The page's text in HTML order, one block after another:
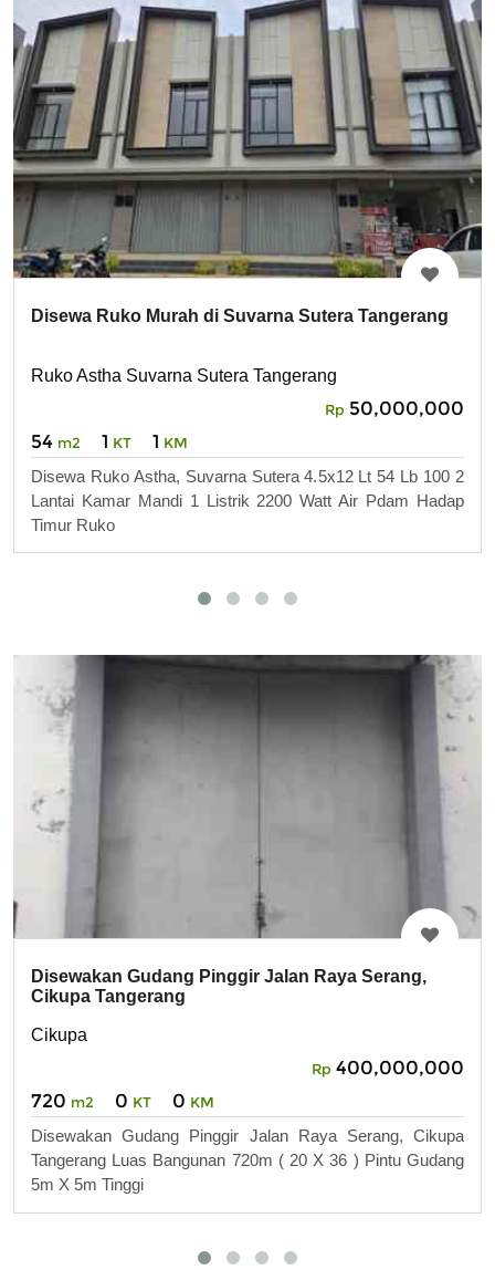
Disewa Ruko Murah di Suvarna Sutera Tangerang
Ruko Astha Suvarna Sutera Tangerang
Rp 50,000,000
54 m2 1 KT 1 KM
Disewa Ruko Astha, Suvarna Sutera 4.5x12 Lt 54 Lb 100 2
Lantai Kamar Mandi 1 Listrik 2200 Watt Air Pdam Hadap
Timur Ruko
Disewakan Gudang Pinggir Jalan Raya Serang,
Cikupa Tangerang
Cikupa
Rp 400,000,000
720 m2 0 KT 0 KM
Disewakan Gudang Pinggir Jalan Raya Serang, Cikupa
Tangerang Luas Bangunan 720m ( 20 X 36 ) Pintu Gudang
5m X 5m Tinggi